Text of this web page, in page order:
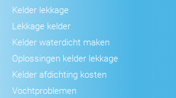
Kelder lekkage
Lekkage kelder
Kelder waterdicht maken
Oplossingen kelder lekkage
Kelder afdichting kosten
Vochtproblemen